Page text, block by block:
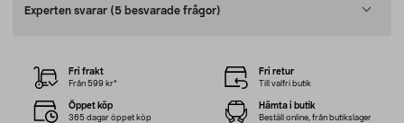
Experten svarar (5 besvarade frågor)
Fri frakt
Från 599 kr*
Fri retur
Till valfri butik
Öppet köp
365 dagar öppet köp
Hämta i butik
Beställ online, från butikslager